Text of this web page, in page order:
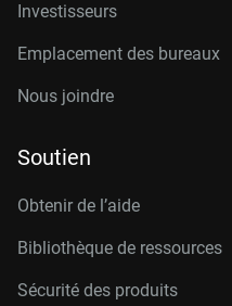
Investisseurs
Emplacement des bureaux
Nous joindre
Soutien
Obtenir de l’aide
Bibliothèque de ressources
Sécurité des produits